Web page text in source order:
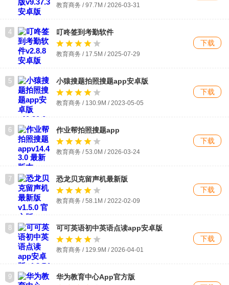
教育商务 / 97.7M / 2026-03-31
4 叮咚签到考勤软件
教育商务 / 17.5M / 2025-07-29
下载
5 小猿搜题拍照搜题app安卓版
教育商务 / 130.9M / 2023-05-05
下载
6 作业帮拍照搜题app
教育商务 / 53.0M / 2026-03-24
下载
7 恐龙贝克留声机最新版
教育商务 / 58.1M / 2022-02-09
下载
8 可可英语初中英语点读app安卓版
教育商务 / 129.9M / 2026-04-01
下载
9
华为教育中心App官方版